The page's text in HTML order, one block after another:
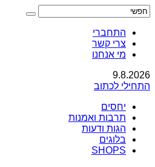
התחברי
צרי קשר
מי אנחנו
9.8.2026
התחילי לכתוב
יחסים
תרבות ואמנות
הגות ודעות
בלוגים
SHOPS